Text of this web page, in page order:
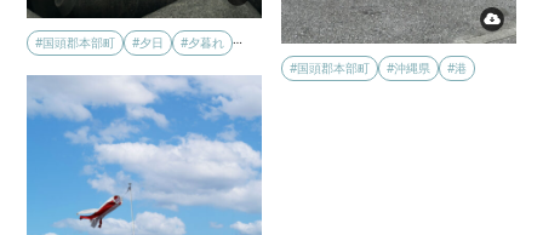
#国頭郡本部町 #夕日 #夕暮れ
#国頭郡本部町
#沖縄県 #港